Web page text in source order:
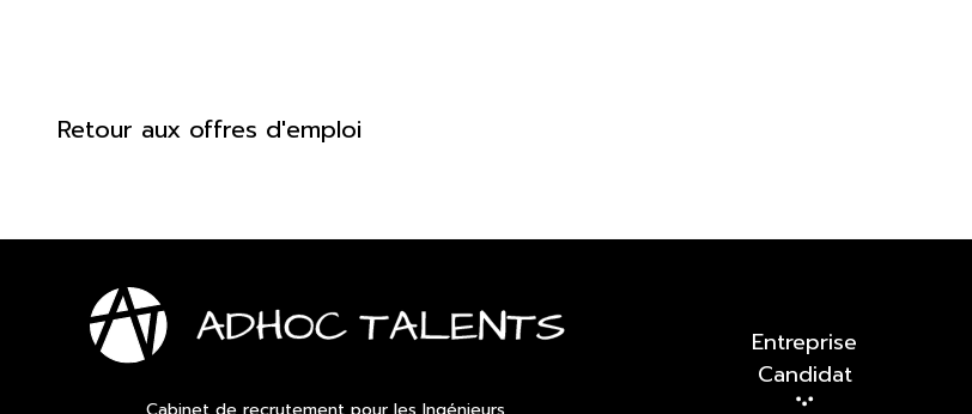
Retour aux offres d'emploi
Entreprise
Candidat